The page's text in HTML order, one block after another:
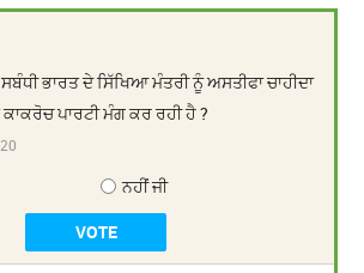
ਭਾਰਤ ਦੇ ਸਿੱਖਿਆ ਮੰਤਰੀ ਨੂੰ ਅਸਤੀਫਾ ਚਾਹੀਦਾ
ਪਾਰਟੀ ਮੰਗ ਕਰ ਰਹੀ ਹੈ ?
ਨਹੀਂ ਜੀ